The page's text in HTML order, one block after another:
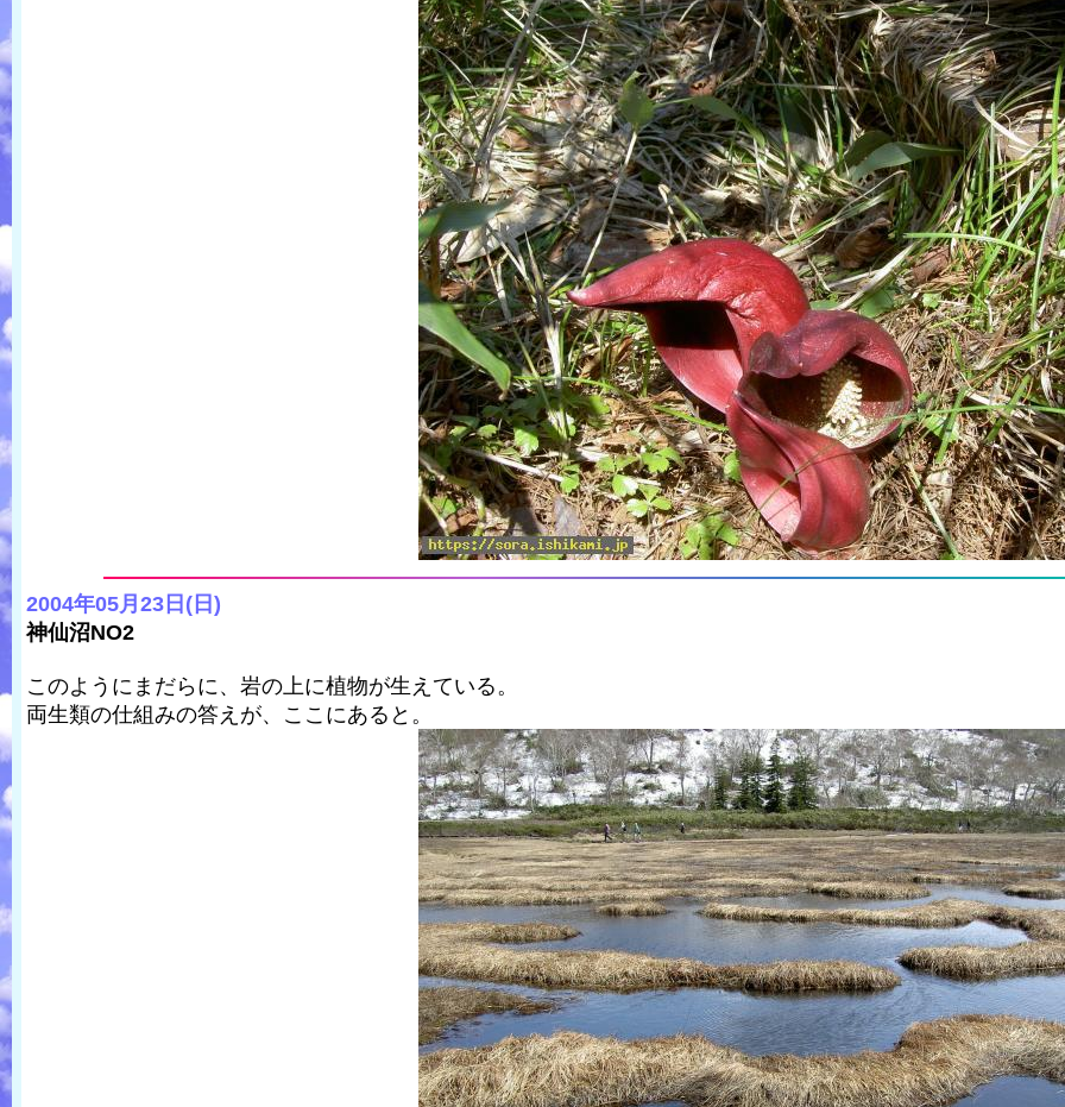
2004年05月23日(日)
神仙沼NO2
このようにまだらに、岩の上に植物が生えている。
両生類の仕組みの答えが、ここにあると。